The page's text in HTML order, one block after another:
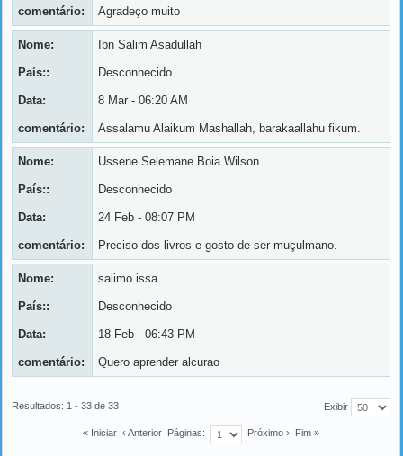
comentário: Agradeço muito
Nome: Ibn Salim Asadullah
País:: Desconhecido
Data: 8 Mar - 06:20 AM
comentário: Assalamu Alaikum Mashallah, barakaallahu fikum.
Nome: Ussene Selemane Boia Wilson
País:: Desconhecido
Data: 24 Feb - 08:07 PM
comentário: Preciso dos livros e gosto de ser muçulmano.
Nome: salimo issa
País:: Desconhecido
Data: 18 Feb - 06:43 PM
comentário: Quero aprender alcurao
Resultados: 1 - 33 de 33 Exibir
« Iniciar ‹ Anterior Páginas: Próximo › Fim »